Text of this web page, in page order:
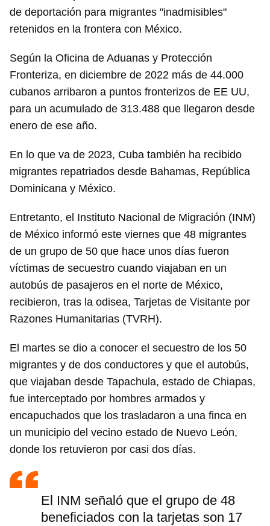
de deportación para migrantes "inadmisibles"
retenidos en la frontera con México.
Según la Oficina de Aduanas y Protección
Fronteriza, en diciembre de 2022 más de 44.000
cubanos arribaron a puntos fronterizos de EE UU,
para un acumulado de 313.488 que llegaron desde
enero de ese año.
En lo que va de 2023, Cuba también ha recibido
migrantes repatriados desde Bahamas, República
Dominicana y México.
Entretanto, el Instituto Nacional de Migración (INM)
de México informó este viernes que 48 migrantes
de un grupo de 50 que hace unos días fueron
víctimas de secuestro cuando viajaban en un
autobús de pasajeros en el norte de México,
recibieron, tras la odisea, Tarjetas de Visitante por
Razones Humanitarias (TVRH).
El martes se dio a conocer el secuestro de los 50
migrantes y de dos conductores y que el autobús,
que viajaban desde Tapachula, estado de Chiapas,
fue interceptado por hombres armados y
encapuchados que los trasladaron a una finca en
un municipio del vecino estado de Nuevo León,
donde los retuvieron por casi dos días.
El INM señaló que el grupo de 48
beneficiados con la tarjetas son 17